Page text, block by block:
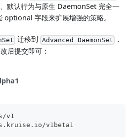
默认行为与原生 DaemonSet 完全一
optional 字段来扩展增强的策略。
迁移到 Advanced DaemonSet ，
后提交即可：
v1
v1beta1